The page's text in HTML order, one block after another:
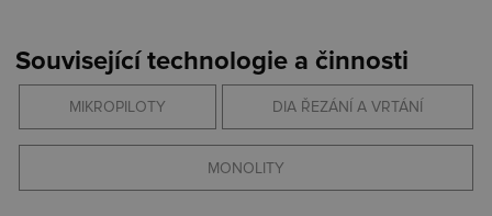
Související technologie a činnosti
MIKROPILOTY DIA ŘEZÁNÍ A VRTÁNÍ
MONOLITY